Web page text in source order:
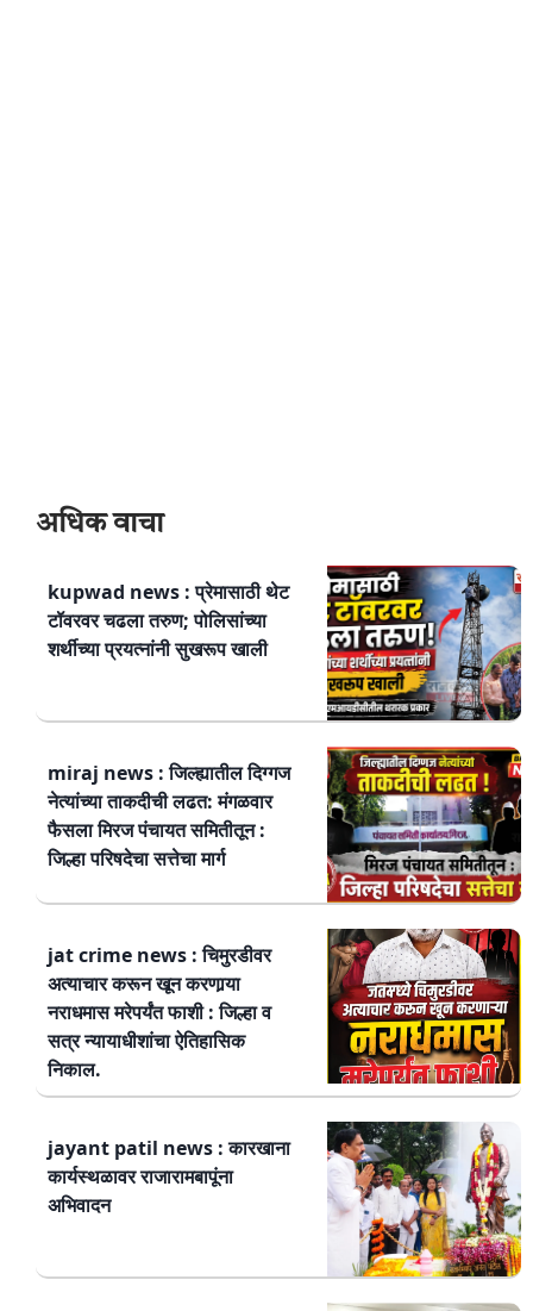
अधिक वाचा
kupwad news : प्रेमासाठी थेट
टॉवरवर चढला तरुण; पोलिसांच्या
शर्थीच्या प्रयत्नांनी सुखरूप खाली
miraj news : जिल्ह्यातील दिग्गज
नेत्यांच्या ताकदीची लढत: मंगळवार
फैसला मिरज पंचायत समितीतून :
जिल्हा परिषदेचा सत्तेचा मार्ग
jat crime news : चिमुरडीवर
अत्याचार करून खून करणार्‍या
नराधमास मरेपर्यंत फाशी : जिल्हा व
सत्र न्यायाधीशांचा ऐतिहासिक
निकाल.
jayant patil news : कारखाना
कार्यस्थळावर राजारामबापूंना
अभिवादन